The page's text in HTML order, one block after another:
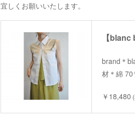
宜しくお願いいたします。
brand＊
材＊綿
￥18,480